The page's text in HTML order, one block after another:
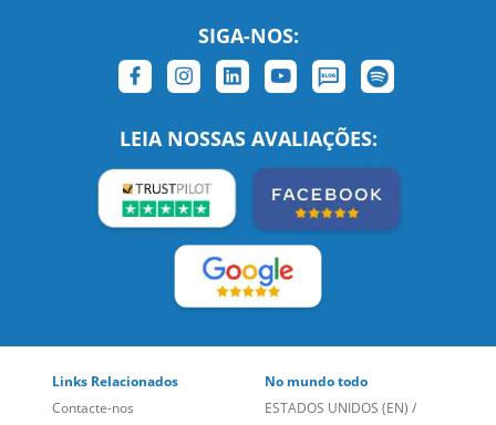
SIGA-NOS:
LEIA NOSSAS AVALIAÇÕES:
Links Relacionados
Contacte-nos
No mundo todo
ESTADOS UNIDOS (EN) /